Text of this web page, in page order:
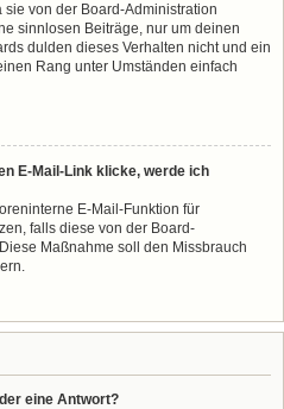
von der Board-Administration
sinnlosen Beiträge, nur um deinen
dulden dieses Verhalten nicht und ein
Rang unter Umständen einfach
E-Mail-Link klicke, werde ich
E-Mail-Funktion für
falls diese von der Board-
Maßnahme soll den Missbrauch
eine Antwort?